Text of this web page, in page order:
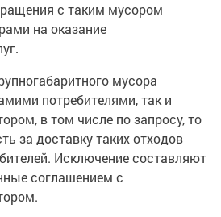
с таким мусором
на оказание
мусора
потребителями, так и
в том числе по запросу, то
за доставку таких отходов
Исключение составляют
соглашением с